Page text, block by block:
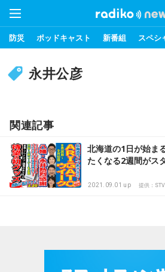
防災 ポッドキャスト 新番組 スペシ
永井公彦
関連記事
北海道の1日が始ま
たくなる2週間がス
2021.09.01 up 提供：